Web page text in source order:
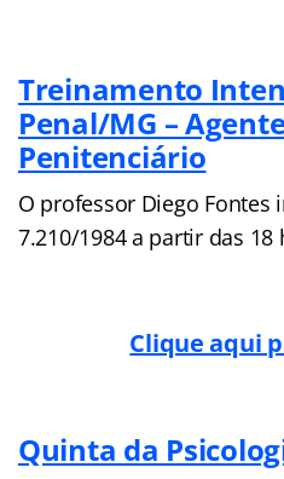
Treinamento
Penal/MG –
Penitenciário
O professor Diego Fontes
7.210/1984 a partir das 18
Clique aqui
Quinta da